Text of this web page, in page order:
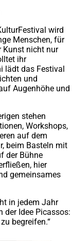
wird
Menschen, für
Kunst nicht nur
ihr
lädt das Festival
und
Augenhöhe und
stehen
Workshops,
auf dem
beim Basteln mit
der Bühne
hier
gemeinsames
in jedem Jahr
der Idee Picassos:
begreifen.“